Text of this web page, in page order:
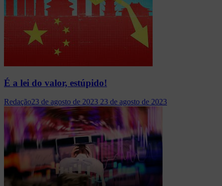
É a lei do valor, estúpido!
Redação23 de agosto de 2023 23 de agosto de 2023